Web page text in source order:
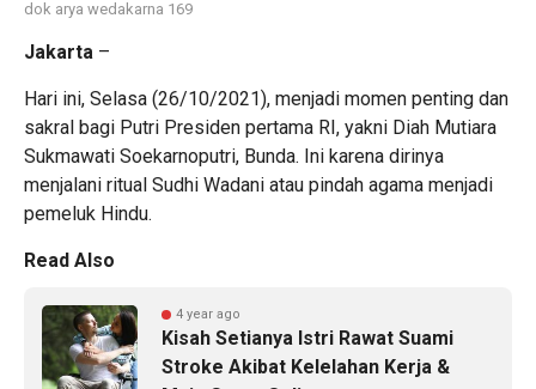
dok arya wedakarna 169
Jakarta –
Hari ini, Selasa (26/10/2021), menjadi momen penting dan
sakral bagi Putri Presiden pertama RI, yakni Diah Mutiara
Sukmawati Soekarnoputri, Bunda. Ini karena dirinya
menjalani ritual Sudhi Wadani atau pindah agama menjadi
pemeluk Hindu.
Read Also
4 year ago
Kisah Setianya Istri Rawat Suami
Stroke Akibat Kelelahan Kerja &